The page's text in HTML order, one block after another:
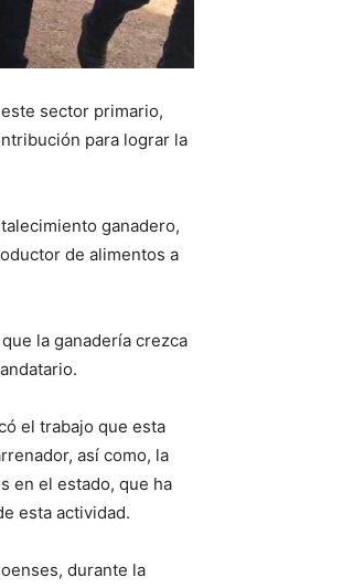
sector primario,
para lograr la
ganadero,
de alimentos a
la ganadería crezca
el trabajo que esta
así como, la
en el estado, que ha
esta actividad.
durante la